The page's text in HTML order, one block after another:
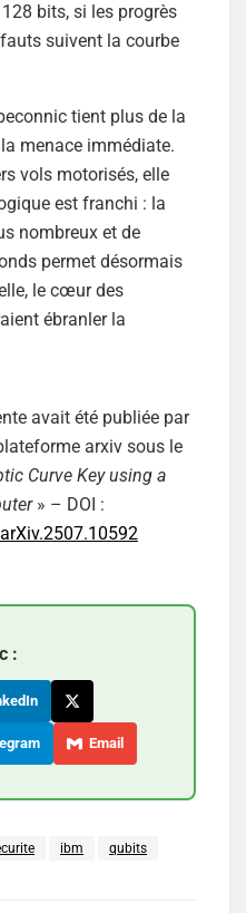
bits, si les progrès
suivent la courbe
tient plus de la
menace immédiate.
vols motorisés, elle
est franchi : la
nombreux et de
permet désormais
le cœur des
ébranler la
avait été publiée par
arxiv sous le
Curve Key using a
» – DOI :
:
Email
ibm qubits